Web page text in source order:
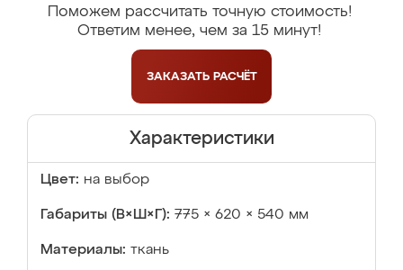
Поможем рассчитать точную стоимость!
Ответим менее, чем за 15 минут!
ЗАКАЗАТЬ РАСЧЁТ
Характеристики
Цвет: на выбор
Габариты (В×Ш×Г): 775 × 620 × 540 мм
Материалы: ткань